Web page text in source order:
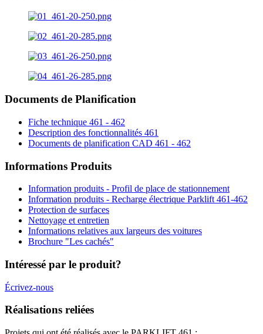
Documents de Planification
Fiche technique 461 - 462
Description des fonctionnalités 461
Documents de planification CAD 461 - 462
Informations Produits
Information produits - Profil de place de stationnement
Information produits - Recharge électrique Parklift 461-462
Protection de surfaces
Nettoyage et entretien
Informations relatives aux largeurs des voitures
Brochure "Les cachés"
Intéressé par le produit?
Écrivez-nous
Réalisations reliées